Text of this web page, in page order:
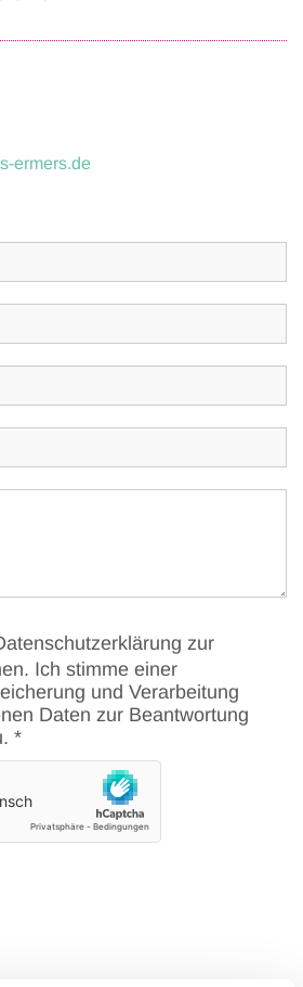
ermers.de
zur
Ich stimme einer
und Verarbeitung
Daten zur Beantwortung
*